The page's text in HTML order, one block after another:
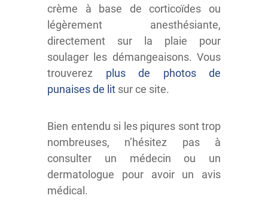
crème à base de corticoïdes ou
légèrement anesthésiante,
directement sur la plaie pour
soulager les démangeaisons. Vous
trouverez plus de photos de
punaises de lit sur ce site.
Bien entendu si les piqures sont trop
nombreuses, n’hésitez pas à
consulter un médecin ou un
dermatologue pour avoir un avis
médical.